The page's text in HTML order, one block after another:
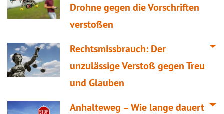
Drohne gegen die Vorschriften
verstoßen
Rechtsmissbrauch: Der
unzulässige Verstoß gegen Treu
und Glauben
Anhalteweg – Wie lange dauert